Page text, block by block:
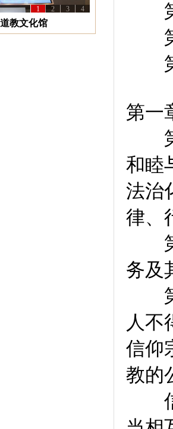
4
3
2
1
文化馆
第
第
第
第一
第
和睦
法治
律、
第
务及
第
人不
信仰
教的
信